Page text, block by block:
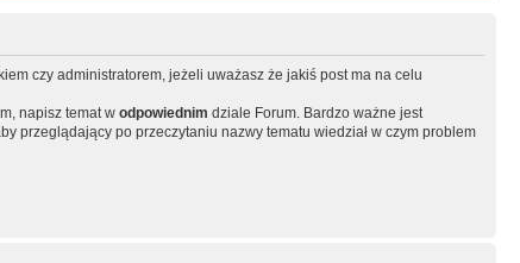
czy administratorem, jeżeli uważasz że jakiś post ma na celu
napisz temat w odpowiednim dziale Forum. Bardzo ważne jest
przeglądający po przeczytaniu nazwy tematu wiedział w czym problem